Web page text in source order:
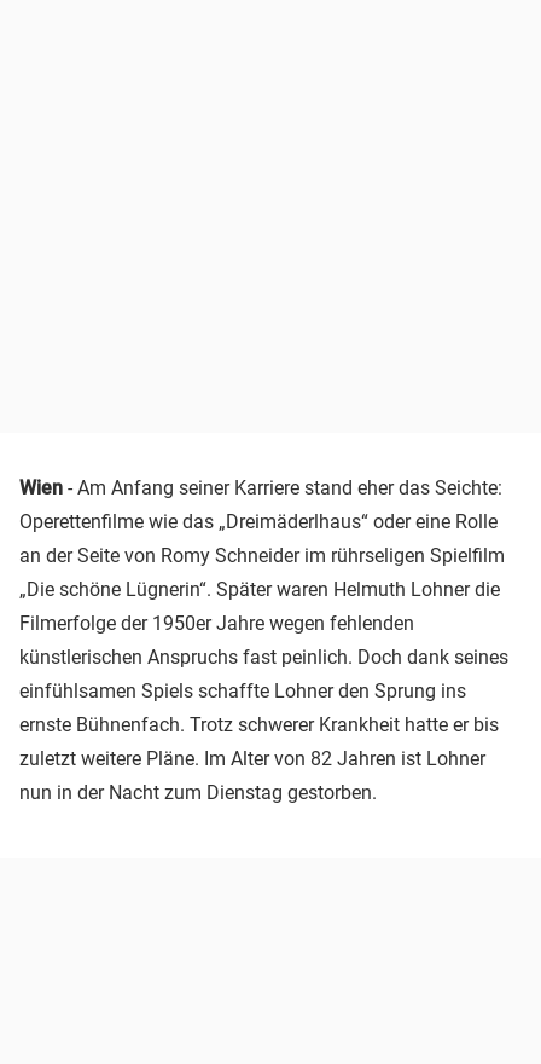
Wien - Am Anfang seiner Karriere stand eher das Seichte:
Operettenfilme wie das „Dreimäderlhaus“ oder eine Rolle
an der Seite von Romy Schneider im rührseligen Spielfilm
„Die schöne Lügnerin“. Später waren Helmuth Lohner die
Filmerfolge der 1950er Jahre wegen fehlenden
künstlerischen Anspruchs fast peinlich. Doch dank seines
einfühlsamen Spiels schaffte Lohner den Sprung ins
ernste Bühnenfach. Trotz schwerer Krankheit hatte er bis
zuletzt weitere Pläne. Im Alter von 82 Jahren ist Lohner
nun in der Nacht zum Dienstag gestorben.